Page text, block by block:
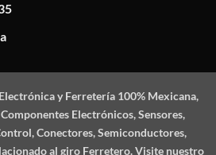
y Ferretería 100% Mexicana,
Electrónicos, Sensores,
Conectores, Semiconductores,
al giro Ferretero. Visite nuestro